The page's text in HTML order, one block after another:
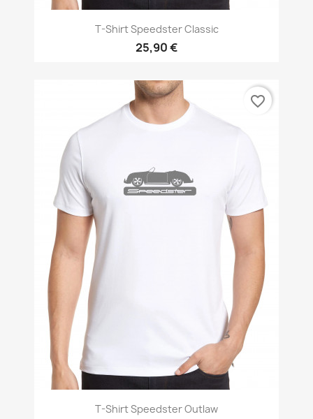
T-Shirt Speedster Classic
25,90 €
T-Shirt Speedster Outlaw
favorite_border